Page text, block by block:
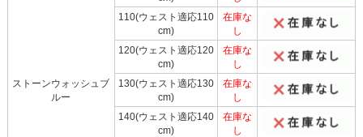
ストーンウォッシュブ
ルー
110(ウェスト適応110
cm)
在庫な
し
120(ウェスト適応120
cm)
在庫な
し
130(ウェスト適応130
cm)
在庫な
し
140(ウェスト適応140
cm)
在庫な
し